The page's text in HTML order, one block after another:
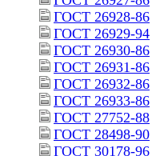
ГОСТ 26928-86
ГОСТ 26929-94
ГОСТ 26930-86
ГОСТ 26931-86
ГОСТ 26932-86
ГОСТ 26933-86
ГОСТ 27752-88
ГОСТ 28498-90
ГОСТ 30178-96